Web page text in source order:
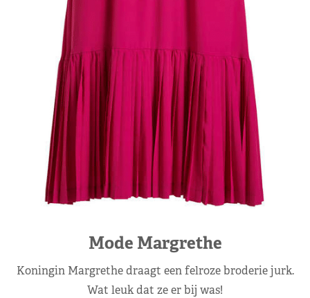
Mode Margrethe
Koningin Margrethe draagt een felroze broderie jurk.
Wat leuk dat ze er bij was!